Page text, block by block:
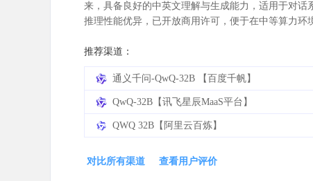
来，具备良好的中英文理解与生成能力，适用于对
推理性能优异，已开放商用许可，便于在中等算力环
推荐渠道：
通义千问-QwQ-32B 【百度千帆】
QwQ-32B【讯飞星辰MaaS平台】
QWQ 32B【阿里云百炼】
对比所有渠道 查看用户评价